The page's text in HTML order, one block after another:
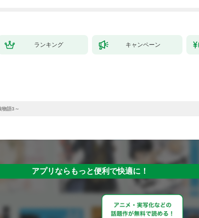
ランキング キャンペーン
物語3～
アプリならもっと便利で快適に！